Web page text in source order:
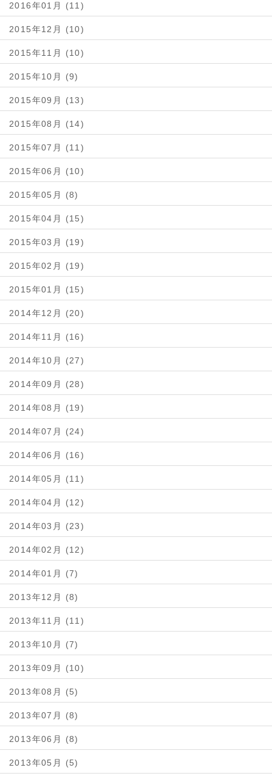
2016年01月 (11)
2015年12月 (10)
2015年11月 (10)
2015年10月 (9)
2015年09月 (13)
2015年08月 (14)
2015年07月 (11)
2015年06月 (10)
2015年05月 (8)
2015年04月 (15)
2015年03月 (19)
2015年02月 (19)
2015年01月 (15)
2014年12月 (20)
2014年11月 (16)
2014年10月 (27)
2014年09月 (28)
2014年08月 (19)
2014年07月 (24)
2014年06月 (16)
2014年05月 (11)
2014年04月 (12)
2014年03月 (23)
2014年02月 (12)
2014年01月 (7)
2013年12月 (8)
2013年11月 (11)
2013年10月 (7)
2013年09月 (10)
2013年08月 (5)
2013年07月 (8)
2013年06月 (8)
2013年05月 (5)